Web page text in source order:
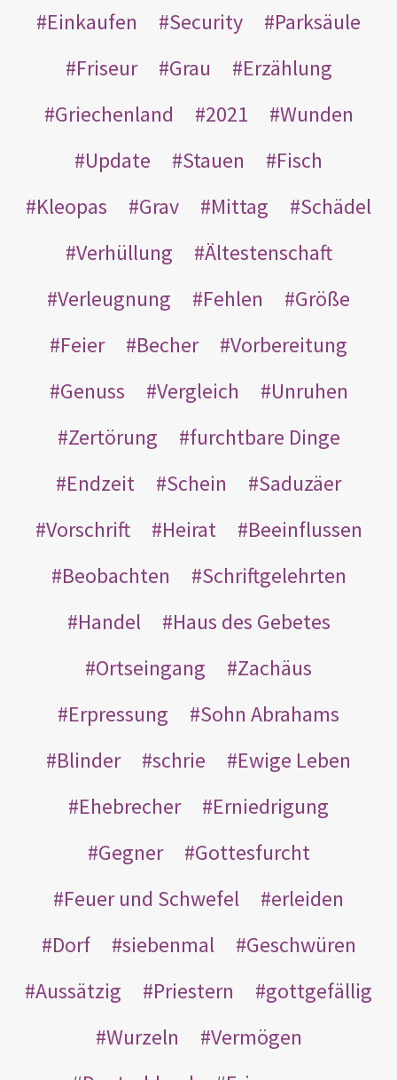
Einkaufen Security
Parksäule
Friseur
Grau
Erzählung
Griechenland
2021
Wunden
Update
Stauen
Fisch
Kleopas
Grav Mittag
Schädel
Verhüllung
Ältestenschaft
Verleugnung
Fehlen
Größe
Feier
Becher
Vorbereitung
Genuss
Vergleich
Unruhen
Zertörung
furchtbare Dinge
Endzeit
Schein
Saduzäer
Vorschrift
Heirat
Beeinflussen
Beobachten
Schriftgelehrten
Handel
Haus des Gebetes
Ortseingang
Zachäus
Erpressung
Sohn Abrahams
Blinder
schrie
Ewige Leben
Ehebrecher
Erniedrigung
Gegner
Gottesfurcht
Feuer und Schwefel
erleiden
Dorf
siebenmal
Geschwüren
Aussätzig
Priestern
gottgefällig
Wurzeln
Vermögen